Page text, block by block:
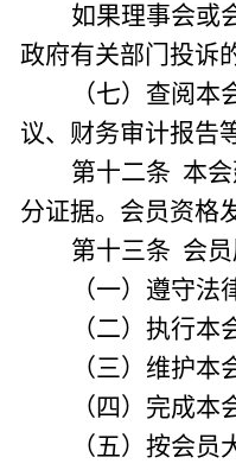
如果理事会或
政府有关部门投诉
（七）查阅
议、财务审计报告
第十二条 本
分证据。会员资格
第十三条 会员
（一）遵守法
（二）执行本
（三）维护本
（四）完成本
（五）按会